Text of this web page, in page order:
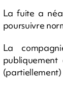
La fuite a
poursuivre
La
(partiellement)